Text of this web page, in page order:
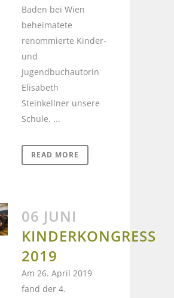
Baden bei Wien
beheimatete
renommierte Kinder-
und
Jugendbuchautorin
Elisabeth
Steinkellner unsere
Schule. ...
READ MORE
06 JUNI
KINDERKONGRESS
2019
Am 26. April 2019
fand der 4.